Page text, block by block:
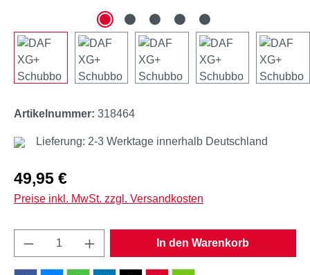
Artikelnummer: 318464
Lieferung: 2-3 Werktage innerhalb Deutschland
Regulärer Preis:
49,95 €
Preise inkl. MwSt. zzgl. Versandkosten
Produkt Anzahl: Gib den gewünschten
In den Warenkorb